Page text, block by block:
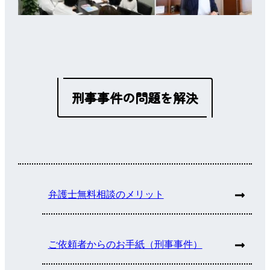
刑事事件の問題を解決
弁護士無料相談のメリット
ご依頼者からのお手紙（刑事事件）